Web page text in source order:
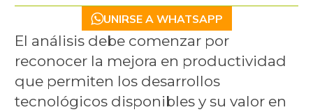
UNIRSE A WHATSAPP
El análisis debe comenzar por
reconocer la mejora en productividad
que permiten los desarrollos
tecnológicos disponibles y su valor en